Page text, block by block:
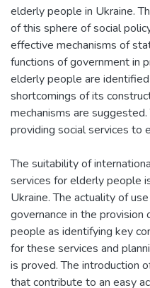
elderly people in Ukraine.
of this sphere of social
effective mechanisms of
functions of government in
elderly people are
shortcomings of its
mechanisms are
providing social services to
The suitability of
services for elderly people
Ukraine. The actuality of
governance in the
people as identifying key
for these services and
is proved. The introduction
that contribute to an easy